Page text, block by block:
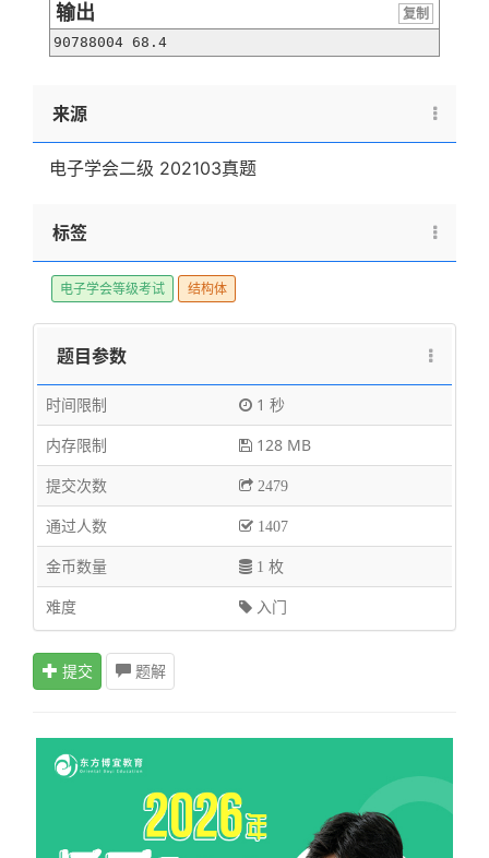
输出
复制
90788004 68.4
来源
电子学会二级 202103真题
标签
电子学会等级考试 结构体
题目参数
时间限制
1 秒
内存限制
128 MB
提交次数
2479
通过人数 1407
金币数量 1 枚
难度 入门
提交 题解